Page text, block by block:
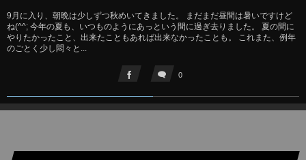
9月に入り、朝晩は少しずつ秋めいてきました。 まだまだ昼間は暑いですけど
ね(^^; 今年の夏も、いつものようにあっという間に過ぎ去りました。 夏の間に
やりたかったこと、出来たこともあれば出来なかったことも。 これまた、例年
のごとく少し悶々と...
0